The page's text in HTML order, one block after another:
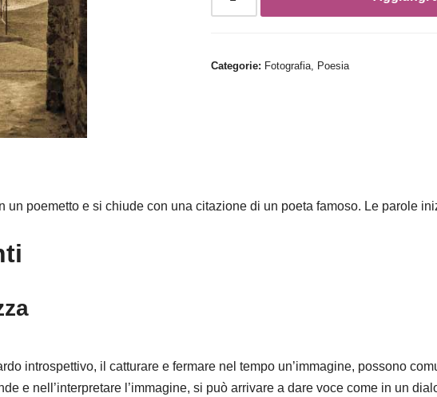
Categorie: Fotografia, Poesia
un poemetto e si chiude con una citazione di un poeta famoso. Le parole
introspettivo, il catturare e fermare nel tempo un’immagine, possono
e nell’interpretare l’immagine, si può arrivare a dare voce come in un